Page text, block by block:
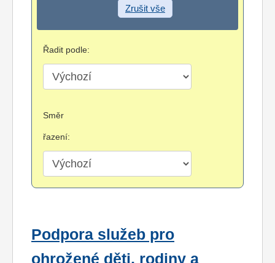
Zrušit vše
Řadit podle:
Směr
řazení:
Podpora služeb pro
ohrožené děti, rodiny a